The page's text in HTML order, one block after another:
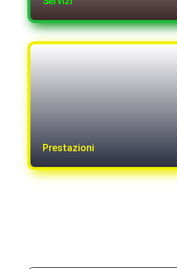
Prestazioni